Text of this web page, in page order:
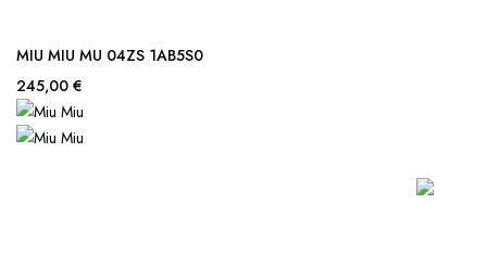
MIU MIU MU 04ZS 1AB5S0
245,00 €